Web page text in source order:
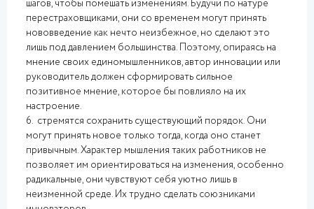
шагов, чтобы помешать изменениям. Будучи по натуре
перестраховщиками, они со временем могут принять
нововведение как нечто неизбежное, но сделают это
лишь под давлением большинства. Поэтому, опираясь на
мнение своих единомышленников, автор инновации или
руководитель должен сформировать сильное
позитивное мнение, которое бы повлияло на их
настроение.
6. стремятся сохранить существующий порядок. Они
могут принять новое только тогда, когда оно станет
привычным. Характер мышления таких работников не
позволяет им ориентироваться на изменения, особенно
радикальные, они чувствуют себя уютно лишь в
неизменной среде. Их трудно сделать союзниками